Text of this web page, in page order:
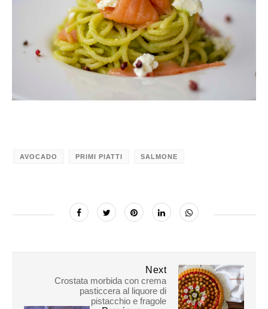
AVOCADO PRIMI PIATTI SALMONE
Next
Crostata morbida con crema
pasticcera al liquore di
pistacchio e fragole